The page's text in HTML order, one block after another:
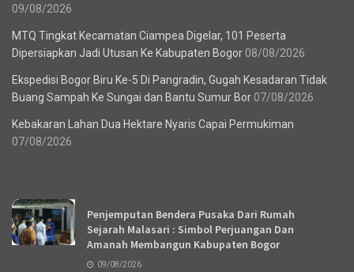
09/08/2026
MTQ Tingkat Kecamatan Ciampea Digelar, 101 Peserta
Dipersiapkan Jadi Utusan Ke Kabupaten Bogor 08/08/2026
Ekspedisi Bogor Biru Ke-5 Di Pangradin, Gugah Kesadaran Tidak
Buang Sampah Ke Sungai dan Bantu Sumur Bor 07/08/2026
Kebakaran Lahan Dua Hektare Nyaris Capai Permukiman
07/08/2026
Penjemputan Bendera Pusaka Dari Rumah
Sejarah Malasari : Simbol Perjuangan Dan
Amanah Membangun Kabupaten Bogor
09/08/2026